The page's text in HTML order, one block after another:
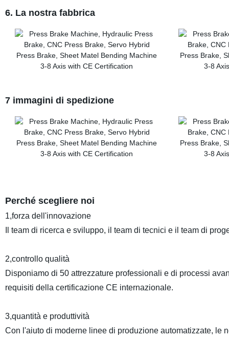
6. La nostra fabbrica
7 immagini di spedizione
Perché scegliere noi
1,forza dell'innovazione
Il team di ricerca e sviluppo, il team di tecnici e il team di
2,controllo qualità
Disponiamo di 50 attrezzature professionali e di processi
requisiti della certificazione CE internazionale.
3,quantità e produttività
Con l'aiuto di moderne linee di produzione automatizzate, le